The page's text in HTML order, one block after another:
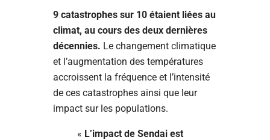
9 catastrophes sur 10 étaient liées au
climat, au cours des deux dernières
décennies. Le changement climatique
et l’augmentation des températures
accroissent la fréquence et l’intensité
de ces catastrophes ainsi que leur
impact sur les populations.
« L’impact de Sendai est